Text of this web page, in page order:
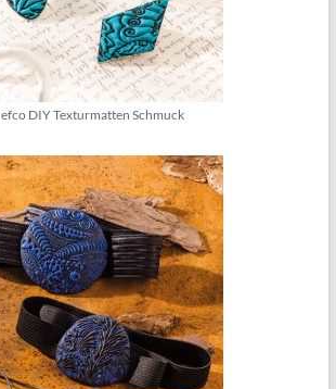
efco DIY Texturmatten Schmuck